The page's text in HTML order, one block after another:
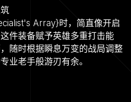
Array}时，简直像开启
件装备赋予英雄多重打击能
随时根据瞬息万变的战局调整
业老手般游刃有余。